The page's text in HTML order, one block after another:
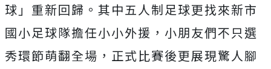
球」重新回歸。 其中五人制足球更找來新市
國小足球隊擔任小小外援， 小朋友們不只選
秀環節萌翻全場，正式比賽後更展現驚人腳